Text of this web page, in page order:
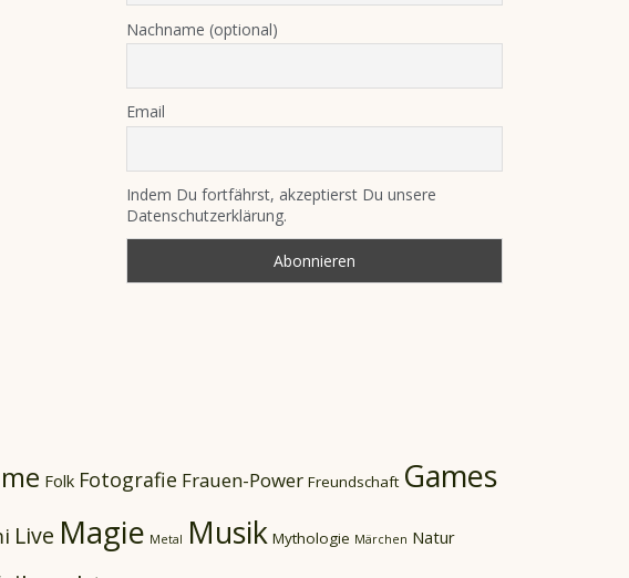
Nachname (optional)
Email
Indem Du fortfährst, akzeptierst Du unsere
Datenschutzerklärung.
Folk Fotografie Frauen-Power Freundschaft Games
Live Magie Metal Musik Mythologie Märchen Natur